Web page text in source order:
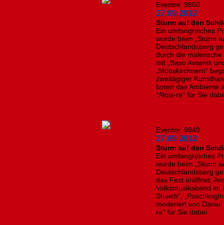
Eventnr. 9850
27.09.2012
Sturm auf den
Ein umfangreiches
wurde beim „Sturm
Deutschlandsberg
durch die malerische
mit „Saso Avsenik
„Mooskirchnern“
zweitägiger
boten das Ambiente
"Alois-re" für Sie
Eventnr. 9849
27.09.2012
Sturm auf den
Ein umfangreiches
wurde beim „Sturm
Deutschlandsberg
das Fest eröffnet.
Volksmusikabend im
Streich“,
moderiert von
re" für Sie dabei